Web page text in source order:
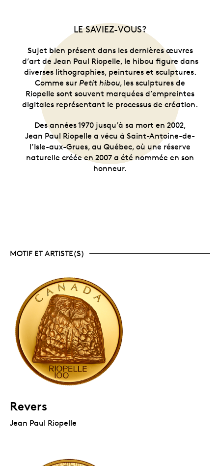
LE SAVIEZ-VOUS?
Sujet bien présent dans les dernières œuvres
d’art de Jean Paul Riopelle, le hibou figure dans
diverses lithographies, peintures et sculptures.
Comme sur Petit hibou, les sculptures de
Riopelle sont souvent marquées d’empreintes
digitales représentant le processus de création.
Des années 1970 jusqu’à sa mort en 2002,
Jean Paul Riopelle a vécu à Saint-Antoine-de-
l’Isle-aux-Grues, au Québec, où une réserve
naturelle créée en 2007 a été nommée en son
honneur.
MOTIF ET ARTISTE(S)
Revers
Jean Paul Riopelle